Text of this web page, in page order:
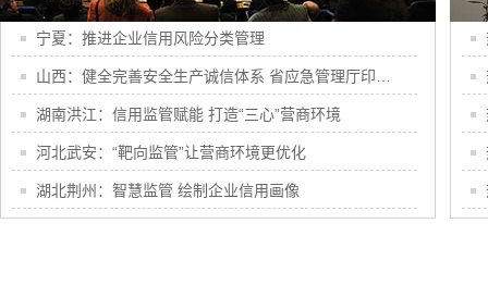
宁夏：推进企业信用风险分类管理
湖南洪江：信用监管赋能 打造“三心”营商环境
河北武安：“靶向监管”让营商环境更优化
湖北荆州：智慧监管 绘制企业信用画像